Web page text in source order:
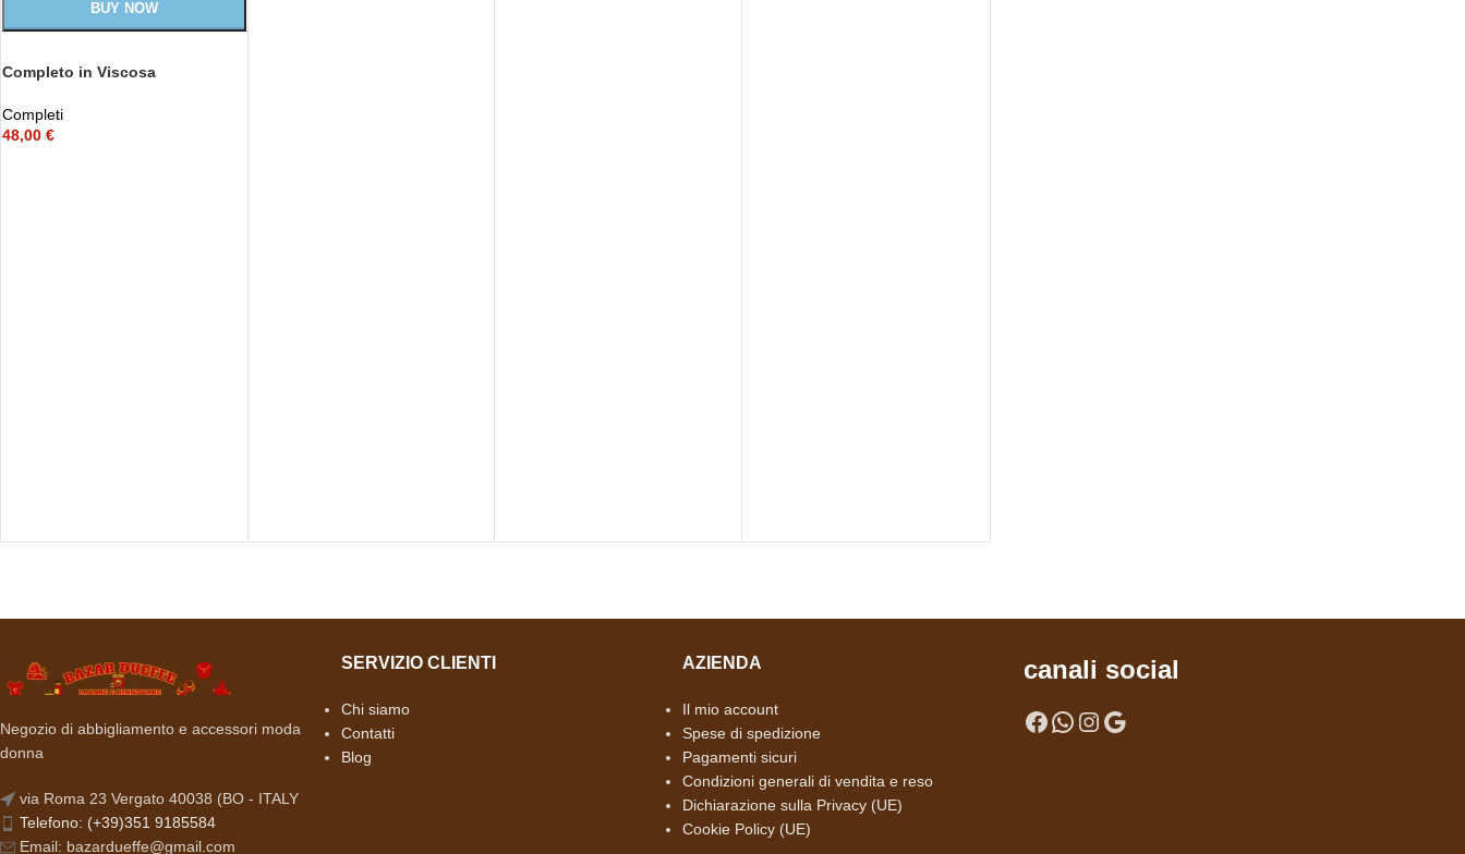
BUY NOW
Completo in Viscosa
Completi
48,00 €
Negozio di abbigliamento e accessori moda
donna
via Roma 23 Vergato 40038 (BO - ITALY
Telefono: (+39)351 9185584
Email: bazardueffe@gmail.com
SERVIZIO CLIENTI
Chi siamo
Contatti
Blog
AZIENDA
Il mio account
Spese di spedizione
Pagamenti sicuri
Condizioni generali di vendita e reso
Dichiarazione sulla Privacy (UE)
Cookie Policy (UE)
canali social